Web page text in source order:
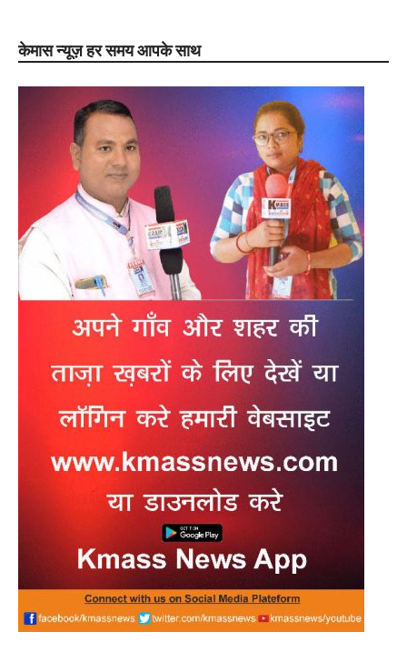
केमास न्यूज़ हर समय आपके साथ